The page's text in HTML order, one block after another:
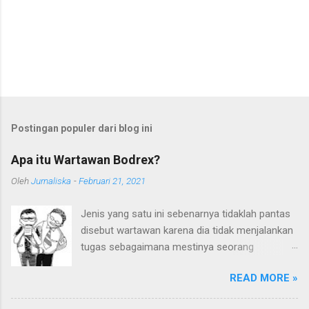
Postingan populer dari blog ini
Apa itu Wartawan Bodrex?
OlehJurnaliska -Februari 21, 2021
Jenis yang satu ini sebenarnya tidaklah pantas
disebut wartawan karena dia tidak menjalankan
tugas sebagaimana mestinya seorang
terlanjur digunakan karena mereka sering kali
mengaku sebagai wartawan. Ditambah lagi
READ MORE »